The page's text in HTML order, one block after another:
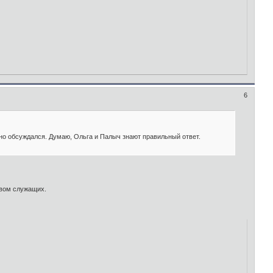
6
обсуждался. Думаю, Ольга и Палыч знают правильный ответ.
служащих.